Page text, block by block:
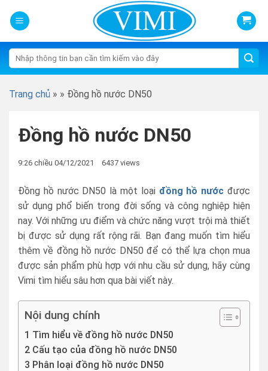
Tìm
kiếm:
Trang chủ » » Đồng hồ nước DN50
Đồng hồ nước DN50
9:26 chiều 04/12/2021 6437 views
Đồng hồ nước DN50 là một loại đồng hồ nước được
sử dụng phổ biến trong đời sống và công nghiệp hiện
nay. Với những ưu điểm và chức năng vượt trội mà thiết
bị được sử dụng rất rộng rãi. Bạn đang muốn tìm hiểu
thêm về đồng hồ nước DN50 để có thể lựa chọn mua
được sản phẩm phù hợp với nhu cầu sử dụng, hãy cùng
Vimi tìm hiểu sâu hơn qua bài viết này.
Nội dung chính
1 Tìm hiểu về đồng hồ nước DN50
2 Cấu tạo của đồng hồ nước DN50
3 Phân loại đồng hồ nước DN50